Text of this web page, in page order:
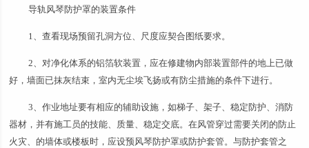
导轨风琴防护罩的装置条件
1、查看现场预留孔洞方位、尺度应契合图纸要求。
2、对净化体系的铝箔软装置，应在修建物内部装置部件的地上已做
好，墙面已抹灰结束，室内无尘埃飞扬或有防尘措施的条件下进行。
3、作业地址要有相应的辅助设施，如梯子、架子、稳定防护、消防
器材，并有施工员的技能、质量、稳定交底。在风管穿过需要关闭的防止
火灾、的墙体或楼板时，应设预风琴防护罩或防护套管。与防护套管之